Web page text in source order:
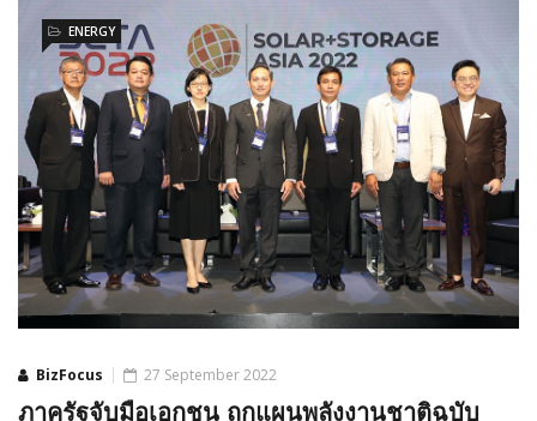
BizFocus
ENERGY
27 September 2022
ภาครัฐจับมือเอกชน ถกแผนพลังงานชาติฉบับ